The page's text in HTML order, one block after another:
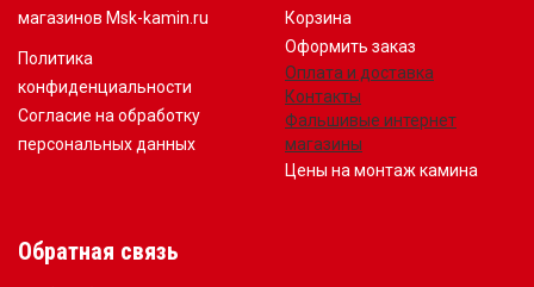
магазинов Msk-kamin.ru
Политика
конфиденциальности
Согласие на обработку
персональных данных
Корзина
Оформить заказ
Оплата и доставка
Контакты
Фальшивые интернет
магазины
Цены на монтаж камина
Обратная связь